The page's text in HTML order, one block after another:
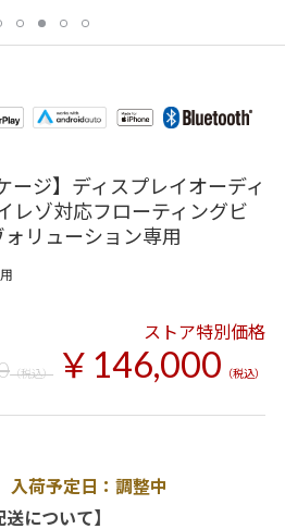
ージ】ディスプレイオーディ
レゾ対応フローティングビ
リューション専用
ストア特別価格
（税込） ￥146,000 （税込）
荷予定日：調整中
送について】